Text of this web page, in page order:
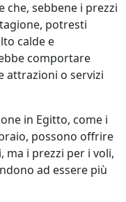
che, sebbene i prezzi
potresti
calde e
comportare
attrazioni o servizi
in Egitto, come i
possono offrire
ma i prezzi per i voli,
ad essere più